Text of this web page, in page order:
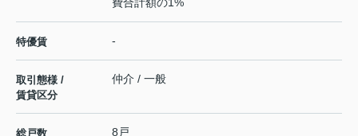
特優賃 -
取引態様 /
賃貸区分
仲介 / 一般
総戸数 8戸